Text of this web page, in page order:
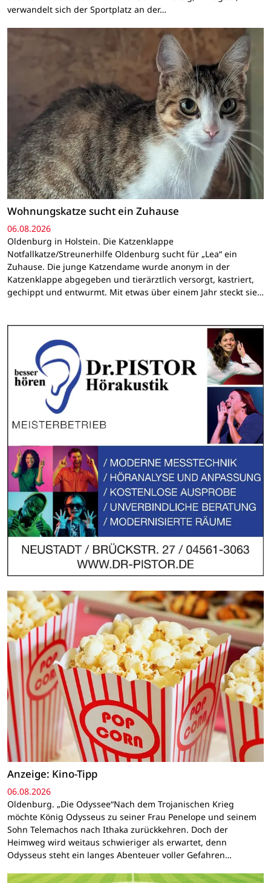
verwandelt sich der Sportplatz an der…
Wohnungskatze sucht ein Zuhause
06.08.2026
Oldenburg in Holstein. Die Katzenklappe
Notfallkatze/Streunerhilfe Oldenburg sucht für „Lea“ ein
Zuhause. Die junge Katzendame wurde anonym in der
Katzenklappe abgegeben und tierärztlich versorgt, kastriert,
gechippt und entwurmt. Mit etwas über einem Jahr steckt sie…
Anzeige: Kino-Tipp
06.08.2026
Oldenburg. „Die Odyssee“Nach dem Trojanischen Krieg
möchte König Odysseus zu seiner Frau Penelope und seinem
Sohn Telemachos nach Ithaka zurückkehren. Doch der
Heimweg wird weitaus schwieriger als erwartet, denn
Odysseus steht ein langes Abenteuer voller Gefahren…